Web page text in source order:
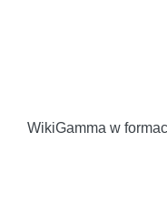
WikiGamma w